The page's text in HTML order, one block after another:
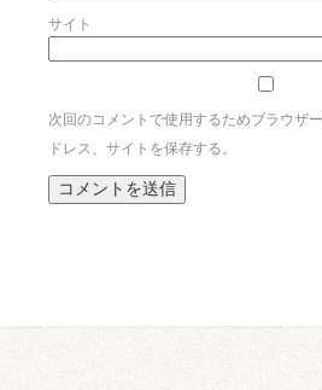
サイト
次回のコメントで使用するためブラウザ
ドレス、サイトを保存する。